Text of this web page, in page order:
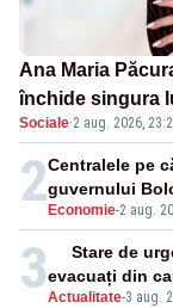
Ana Maria
închide singura
Sociale·2 aug. 2026,
2 Economie-2 aug.
Centralele pe
guvernului
3Actualitate-3 aug.
Stare de
evacuați din